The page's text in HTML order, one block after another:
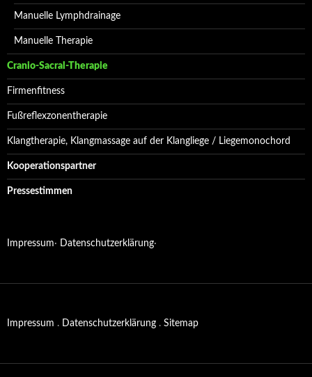
Manuelle Lymphdrainage
Manuelle Therapie
Cranio-Sacral-Therapie
Firmenfitness
Fußreflexzonentherapie
Klangtherapie, Klangmassage auf der Klangliege / Liegemonochord
Kooperationspartner
Pressestimmen
Impressum· Datenschutzerklärung·
Impressum . Datenschutzerklärung . Sitemap